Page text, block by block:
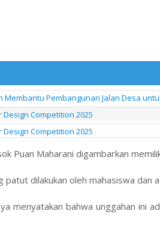
Membantu Pembangunan Jalan Desa
Competition 2025
Competition 2025
Puan Maharani digambarkan
patut dilakukan oleh mahasiswa dan
menyatakan bahwa unggahan ini